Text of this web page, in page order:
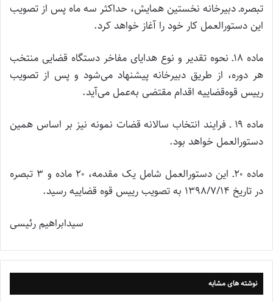
تبصره‌ـ دبیرخانه نخستین همایش، حداکثر سه ماه پس از تصویب
این دستورالعمل کار خود را آغاز خواهد کرد.
ماده ۱۸‌ـ نحوه تقدیر و نوع هدایای مفاخر دستگاه قضایی منتخب
هر دوره، از طریق دبیرخانه پیشنهاد می‌شود و پس از تصویب
رییس قوه‌قضاییه اقدام مقتضی به‌عمل می‌آید.
ماده ۱۹ ـ‌ فرایند انتخاب سالانه قضات نمونه نیز بر اساس همین
دستورالعمل خواهد بود.
ماده ۲۰‌ـ این دستورالعمل شامل یک مقدمه، ۲۰ ماده و ۳ تبصره
در تاریخ ۱۳۹۸/۷/۱۴ به تصویب رییس قوه قضاییه رسید.
سیدابراهیم رئیسی
نوشته های مشابه